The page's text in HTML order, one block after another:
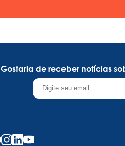
Gostaria de receber notícias